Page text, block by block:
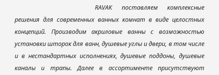
RAVAK поставляем комплексные
решения для современных ванных комнат в виде целостных
концепций. Производим акриловые ванны с возможностью
установки шторок для ванн, душевые углы и двери, в том числе
и в нестандартных исполнениях, душевые поддоны, душевые
каналы и трапы. Далее в ассортименте присутствуют